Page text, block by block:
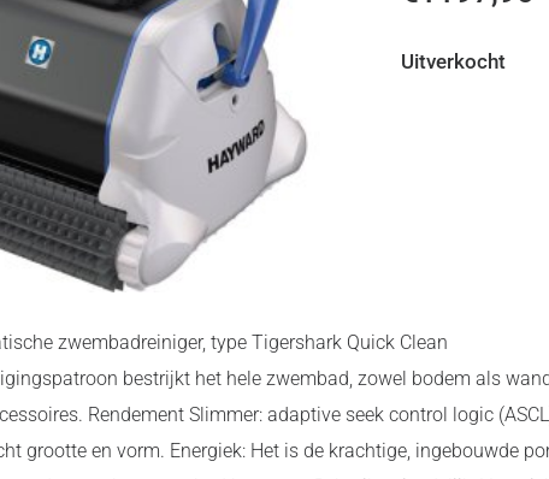
Uitverkocht
zwembadreiniger, type Tigershark Quick Clean
bestrijkt het hele zwembad, zowel bodem als
Rendement Slimmer: adaptive seek control logic
grootte en vorm. Energiek: Het is de krachtige, ingebouwde